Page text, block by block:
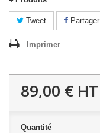
Tweet Partager
Imprimer
89,00 € HT
Quantité